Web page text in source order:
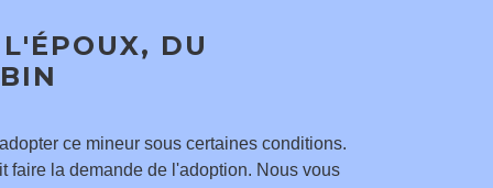
DU
ce mineur sous certaines conditions.
faire la demande de l'adoption. Nous vous